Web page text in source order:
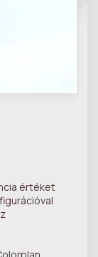
értéket